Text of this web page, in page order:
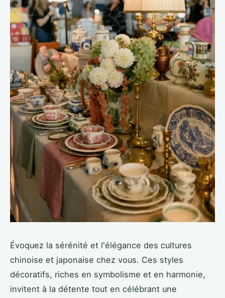
Évoquez la sérénité et l'élégance des cultures
chinoise et japonaise chez vous. Ces styles
décoratifs, riches en symbolisme et en harmonie,
invitent à la détente tout en célébrant une